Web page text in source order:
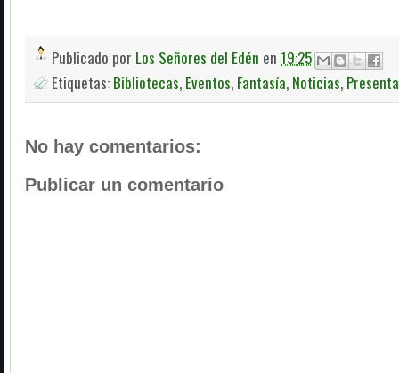
Publicado por Los Señores del Edén en 19:25
Etiquetas: Bibliotecas, Eventos, Fantasía, Noticias,
No hay comentarios:
Publicar un comentario